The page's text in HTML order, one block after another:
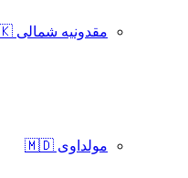
مقدونیه شمالی 🇲🇰
مولداوی 🇲🇩